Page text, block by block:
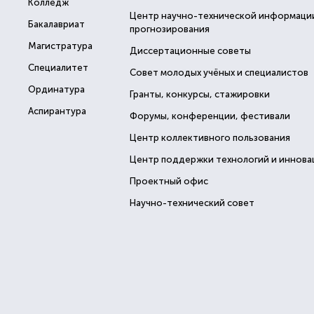
Колледж
Бакалавриат
Магистратура
Специалитет
Ординатура
Аспирантура
Центр научно-технической
прогнозирования
Диссертационные советы
Совет молодых учёных и специалистов
Гранты, конкурсы, стажировки
Форумы, конференции, фестивали
Центр коллективного пользования
Центр поддержки технологий и
Проектный офис
Научно-технический совет